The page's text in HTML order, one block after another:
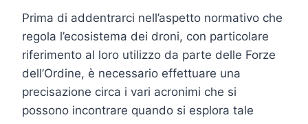
Prima di addentrarci nell’aspetto normativo che
regola l’ecosistema dei droni, con particolare
riferimento al loro utilizzo da parte delle Forze
dell’Ordine, è necessario effettuare una
precisazione circa i vari acronimi che si
possono incontrare quando si esplora tale